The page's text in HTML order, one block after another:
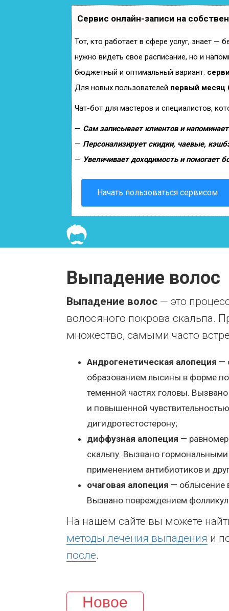
Сервис онлайн-записи на
Тот, кто работает в сфере услуг, знает —
нужно видеть свое расписание, но и
бюджетный и оптимальный вариант:
Для новых пользователей первый месяц
Чат-бот для мастеров и специалистов,
— Сам записывает клиентов и
— Персонализирует скидки, чаевые,
— Увеличивает доходимость и помогает
Начать пользоваться сервисом
Выпадение волос
Выпадение волос — это
волосяного покрова скальпа.
множество, самыми часто
Андрогенетическая алопеция —
образованием лысины в форме
теменной частях головы.
и повышенной
дигидротестостерону;
диффузная алопеция —
скальпу. Вызвано
применением антибиотиков и
очаговая алопеция — облысение
Вызвано повреждением
На нашем сайте вы можете
методы лечения выпадения и
после.
Новое